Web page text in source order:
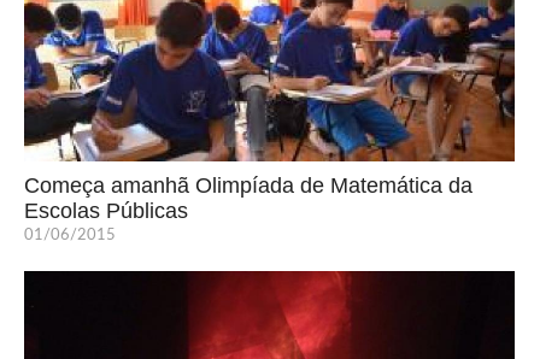
Começa amanhã Olimpíada de Matemática da
Escolas Públicas
01/06/2015